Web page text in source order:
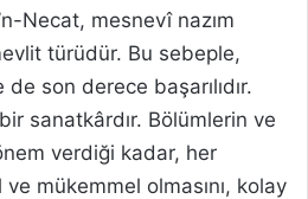
Necat, mesnevî nazım
türüdür. Bu sebeple,
son derece başarılıdır.
sanatkârdır. Bölümlerin ve
verdiği kadar, her
ve mükemmel olmasını, kolay